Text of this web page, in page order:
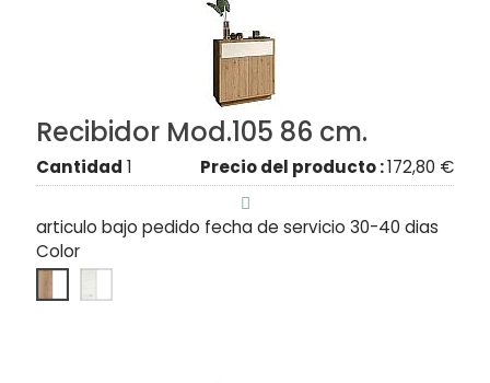
Recibidor Mod.105 86 cm.
Cantidad 1 Precio del producto :172,80 €

articulo bajo pedido fecha de servicio 30-40 dias
Color